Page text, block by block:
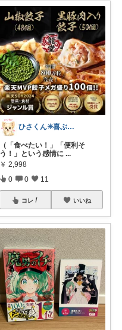
ひさくん✳️喜ぶ顔見たさに🍰🎁😁
（「食べたい！」「便利そ
う！」という感情に ...
￥ 2,998
0 0 11
コレ いいね